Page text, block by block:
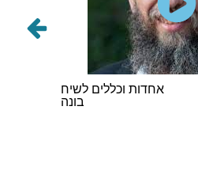
אחדות וכללים לשיח
בונה